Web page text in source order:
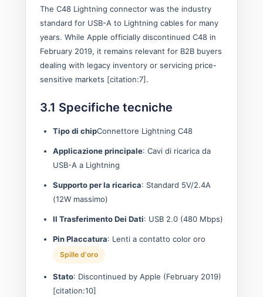
The C48 Lightning connector was the industry
standard for USB-A to Lightning cables for many
years. While Apple officially discontinued C48 in
February 2019, it remains relevant for B2B buyers
dealing with legacy inventory or servicing price-
sensitive markets [citation:7].
3.1 Specifiche tecniche
Tipo di chipConnettore Lightning C48
Applicazione principale: Cavi di ricarica da
USB-A a Lightning
Supporto per la ricarica: Standard 5V/2.4A
(12W massimo)
Il Trasferimento Dei Dati: USB 2.0 (480 Mbps)
Pin Placcatura: Lenti a contatto color oro
Spille d'oro
Stato: Discontinued by Apple (February 2019)
[citation:10]